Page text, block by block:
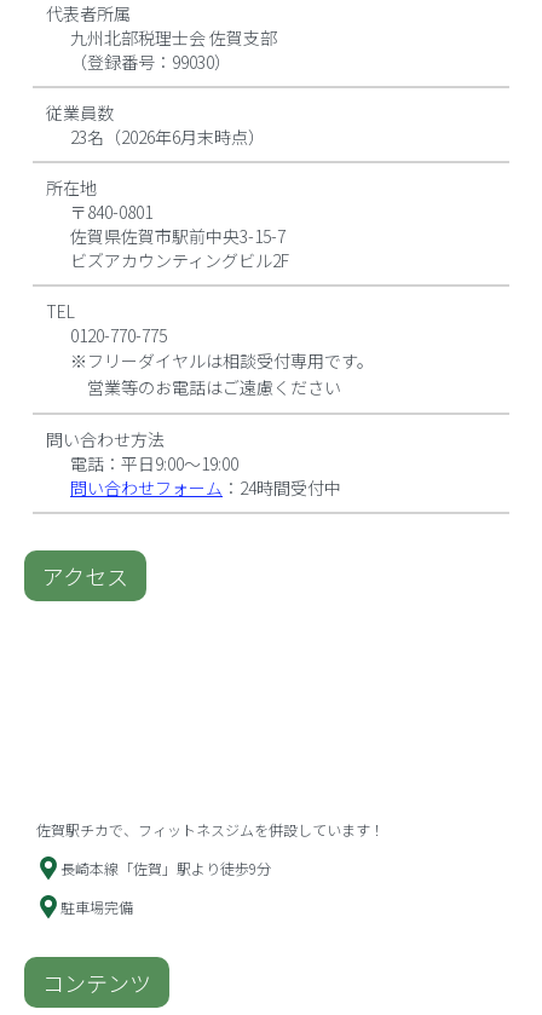
代表者所属
九州北部税理士会 佐賀支部
（登録番号：99030）
従業員数
23名（2026年6月末時点）
所在地
〒840-0801
佐賀県佐賀市駅前中央3-15-7
ビズアカウンティングビル2F
TEL
0120-770-775
※フリーダイヤルは相談受付専用です。
営業等のお電話はご遠慮ください
問い合わせ方法
電話：平日9:00〜19:00
問い合わせフォーム ：24時間受付中
アクセス
佐賀駅チカで、フィットネスジムを併設しています！
長崎本線「佐賀」駅より徒歩9分
駐車場完備
コンテンツ